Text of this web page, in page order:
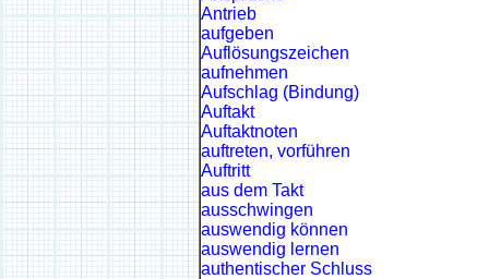
Antrieb
aufgeben
Auflösungszeichen
aufnehmen
Aufschlag (Bindung)
Auftakt
Auftaktnoten
auftreten, vorführen
Auftritt
aus dem Takt
ausschwingen
auswendig können
auswendig lernen
authentischer Schluss